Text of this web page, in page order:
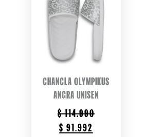
CHANCLA OLYMPIKUS
ANGRA UNISEX
$114.990
ORIGINAL
$ 91.992